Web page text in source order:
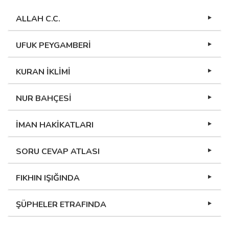
ALLAH C.C.
UFUK PEYGAMBERİ
KURAN İKLİMİ
NUR BAHÇESİ
İMAN HAKİKATLARI
SORU CEVAP ATLASI
FIKHIN IŞIĞINDA
ŞÜPHELER ETRAFINDA